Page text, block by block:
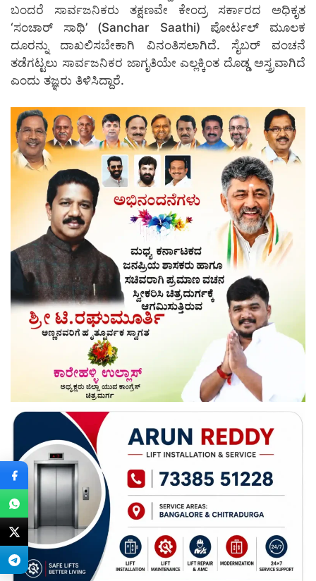
ಬಂದರೆ ಸಾರ್ವಜನಿಕರು ತಕ್ಷಣವೇ ಕೇಂದ್ರ ಸರ್ಕಾರದ ಅಧಿಕೃತ
‘ಸಂಚಾರ್ ಸಾಥಿ’ (Sanchar Saathi) ಪೋರ್ಟಲ್ ಮೂಲಕ
ದೂರನ್ನು ದಾಖಲಿಸಬೇಕಾಗಿ ವಿನಂತಿಸಲಾಗಿದೆ. ಸೈಬರ್ ವಂಚನೆ
ತಡೆಗಟ್ಟಲು ಸಾರ್ವಜನಿಕರ ಜಾಗೃತಿಯೇ ಎಲ್ಲಕ್ಕಿಂತ ದೊಡ್ಡ ಅಸ್ತ್ರವಾಗಿದೆ
ಎಂದು ತಜ್ಞರು ತಿಳಿಸಿದ್ದಾರೆ.